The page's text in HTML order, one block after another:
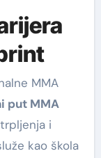
MMA
put MMA
i
kao škola